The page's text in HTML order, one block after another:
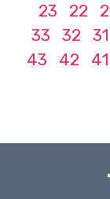
22
23
31
32
33
41
42
43